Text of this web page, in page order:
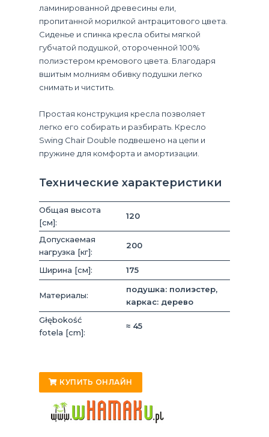
ламинированной древесины ели,
пропитанной морилкой антрацитового цвета.
Сиденье и спинка кресла обиты мягкой
губчатой подушкой, отороченной 100%
полиэстером кремового цвета. Благодаря
вшитым молниям обивку подушки легко
снимать и чистить.
Простая конструкция кресла позволяет
легко его собирать и разбирать. Кресло
Swing Chair Double подвешено на цепи и
пружине для комфорта и амортизации.
Технические характеристики
Общая высота
[см]:
120
Допускаемая
нагрузка [кг]:
200
Ширина [см]: 175
Материалы:
подушка: полиэстер,
каркас: дерево
Głębokość
fotela [cm]:
≈ 45
КУПИТЬ ОНЛАЙН